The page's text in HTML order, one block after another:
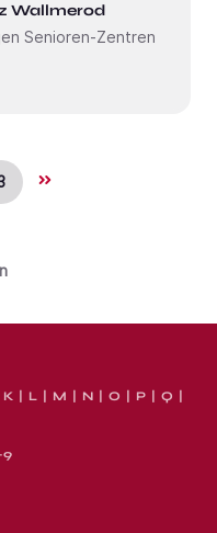
Wallmerod
Senioren-Zentren
K L M N O P Q
9